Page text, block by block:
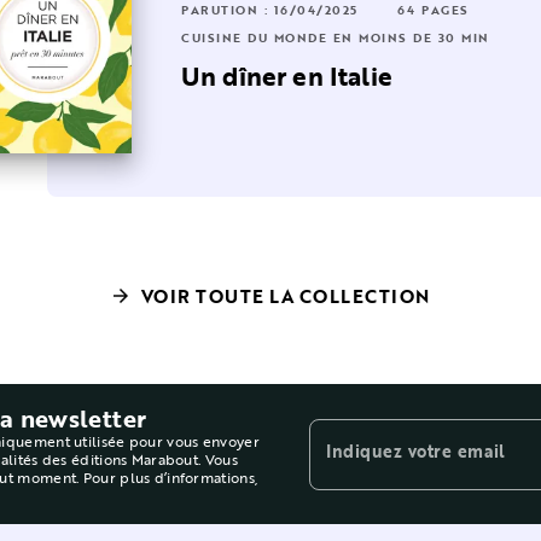
PAGES
30 MIN
DU MONDE EN MOINS DE 30 MIN
plats comme aux
PARUTION : 16/04/2025
64 PAGES
CUISINE DU MONDE EN MOINS DE 30 MIN
Un dîner en Italie
arrow_forward VOIR TOUTE LA COLLECTION
newsletter
utilisée pour vous envoyer
des éditions Marabout. Vous
moment. Pour plus d’informations,
Indiquez votre email